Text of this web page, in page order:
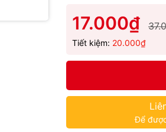
17.000₫
Tiết kiệm: 20.000₫
Để